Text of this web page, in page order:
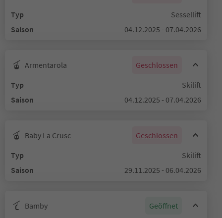
Typ
Sessellift
Saison
04.12.2025 - 07.04.2026
Armentarola
Geschlossen
Typ
Skilift
Saison
04.12.2025 - 07.04.2026
Baby La Crusc
Geschlossen
Typ
Skilift
Saison
29.11.2025 - 06.04.2026
Bamby
Geöffnet